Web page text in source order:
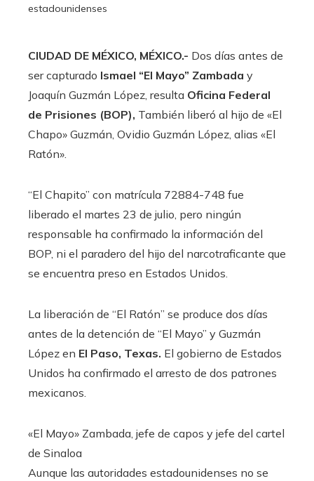
estadounidenses
CIUDAD DE MÉXICO, MÉXICO.- Dos días antes de
ser capturado Ismael “El Mayo” Zambada y
Joaquín Guzmán López, resulta Oficina Federal
de Prisiones (BOP), También liberó al hijo de «El
Chapo» Guzmán, Ovidio Guzmán López, alias «El
Ratón».
“El Chapito” con matrícula 72884-748 fue
liberado el martes 23 de julio, pero ningún
responsable ha confirmado la información del
BOP, ni el paradero del hijo del narcotraficante que
se encuentra preso en Estados Unidos.
La liberación de “El Ratón” se produce dos días
antes de la detención de “El Mayo” y Guzmán
López en El Paso, Texas. El gobierno de Estados
Unidos ha confirmado el arresto de dos patrones
mexicanos.
«El Mayo» Zambada, jefe de capos y jefe del cartel
de Sinaloa
Aunque las autoridades estadounidenses no se